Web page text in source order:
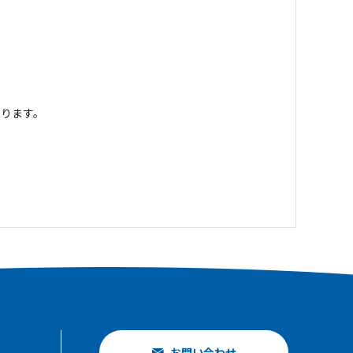
ます。